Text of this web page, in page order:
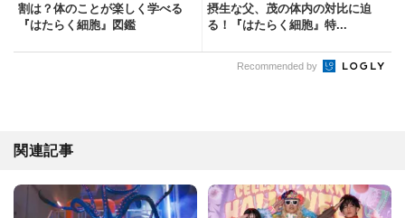
割は？体のことが楽しく学べる
『はたらく細胞』図鑑
摂生な父、茂の体内の対比に迫
る！『はたらく細胞』特...
Recommended by
関連記事